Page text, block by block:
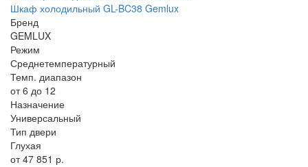
Шкаф холодильный GL-BC38 Gemlux
Бренд
GEMLUX
Режим
Среднетемпературный
Темп. диапазон
от 6 до 12
Назначение
Универсальный
Тип двери
Глухая
от 47 851 р.